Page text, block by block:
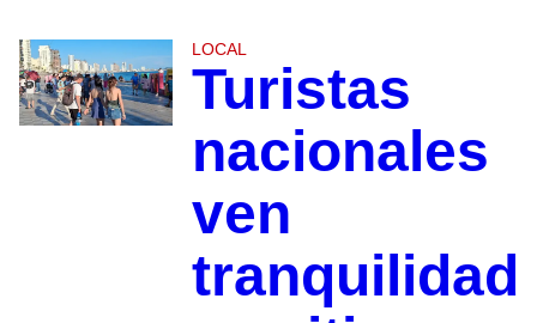
LOCAL
Turistas
nacionales
ven
tranquilidad